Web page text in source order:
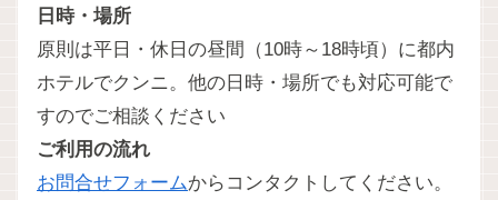
日時・場所
原則は平日・休日の昼間（10時～18時頃）に都内
ホテルでクンニ。他の日時・場所でも対応可能で
すのでご相談ください
ご利用の流れ
お問合せフォームからコンタクトしてください。